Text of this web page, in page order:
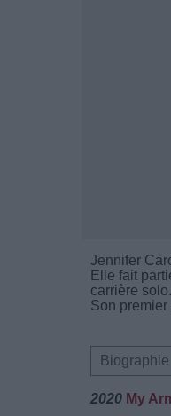
Jennifer
Elle fait
carrière solo.
Son
Biographie
2020 My